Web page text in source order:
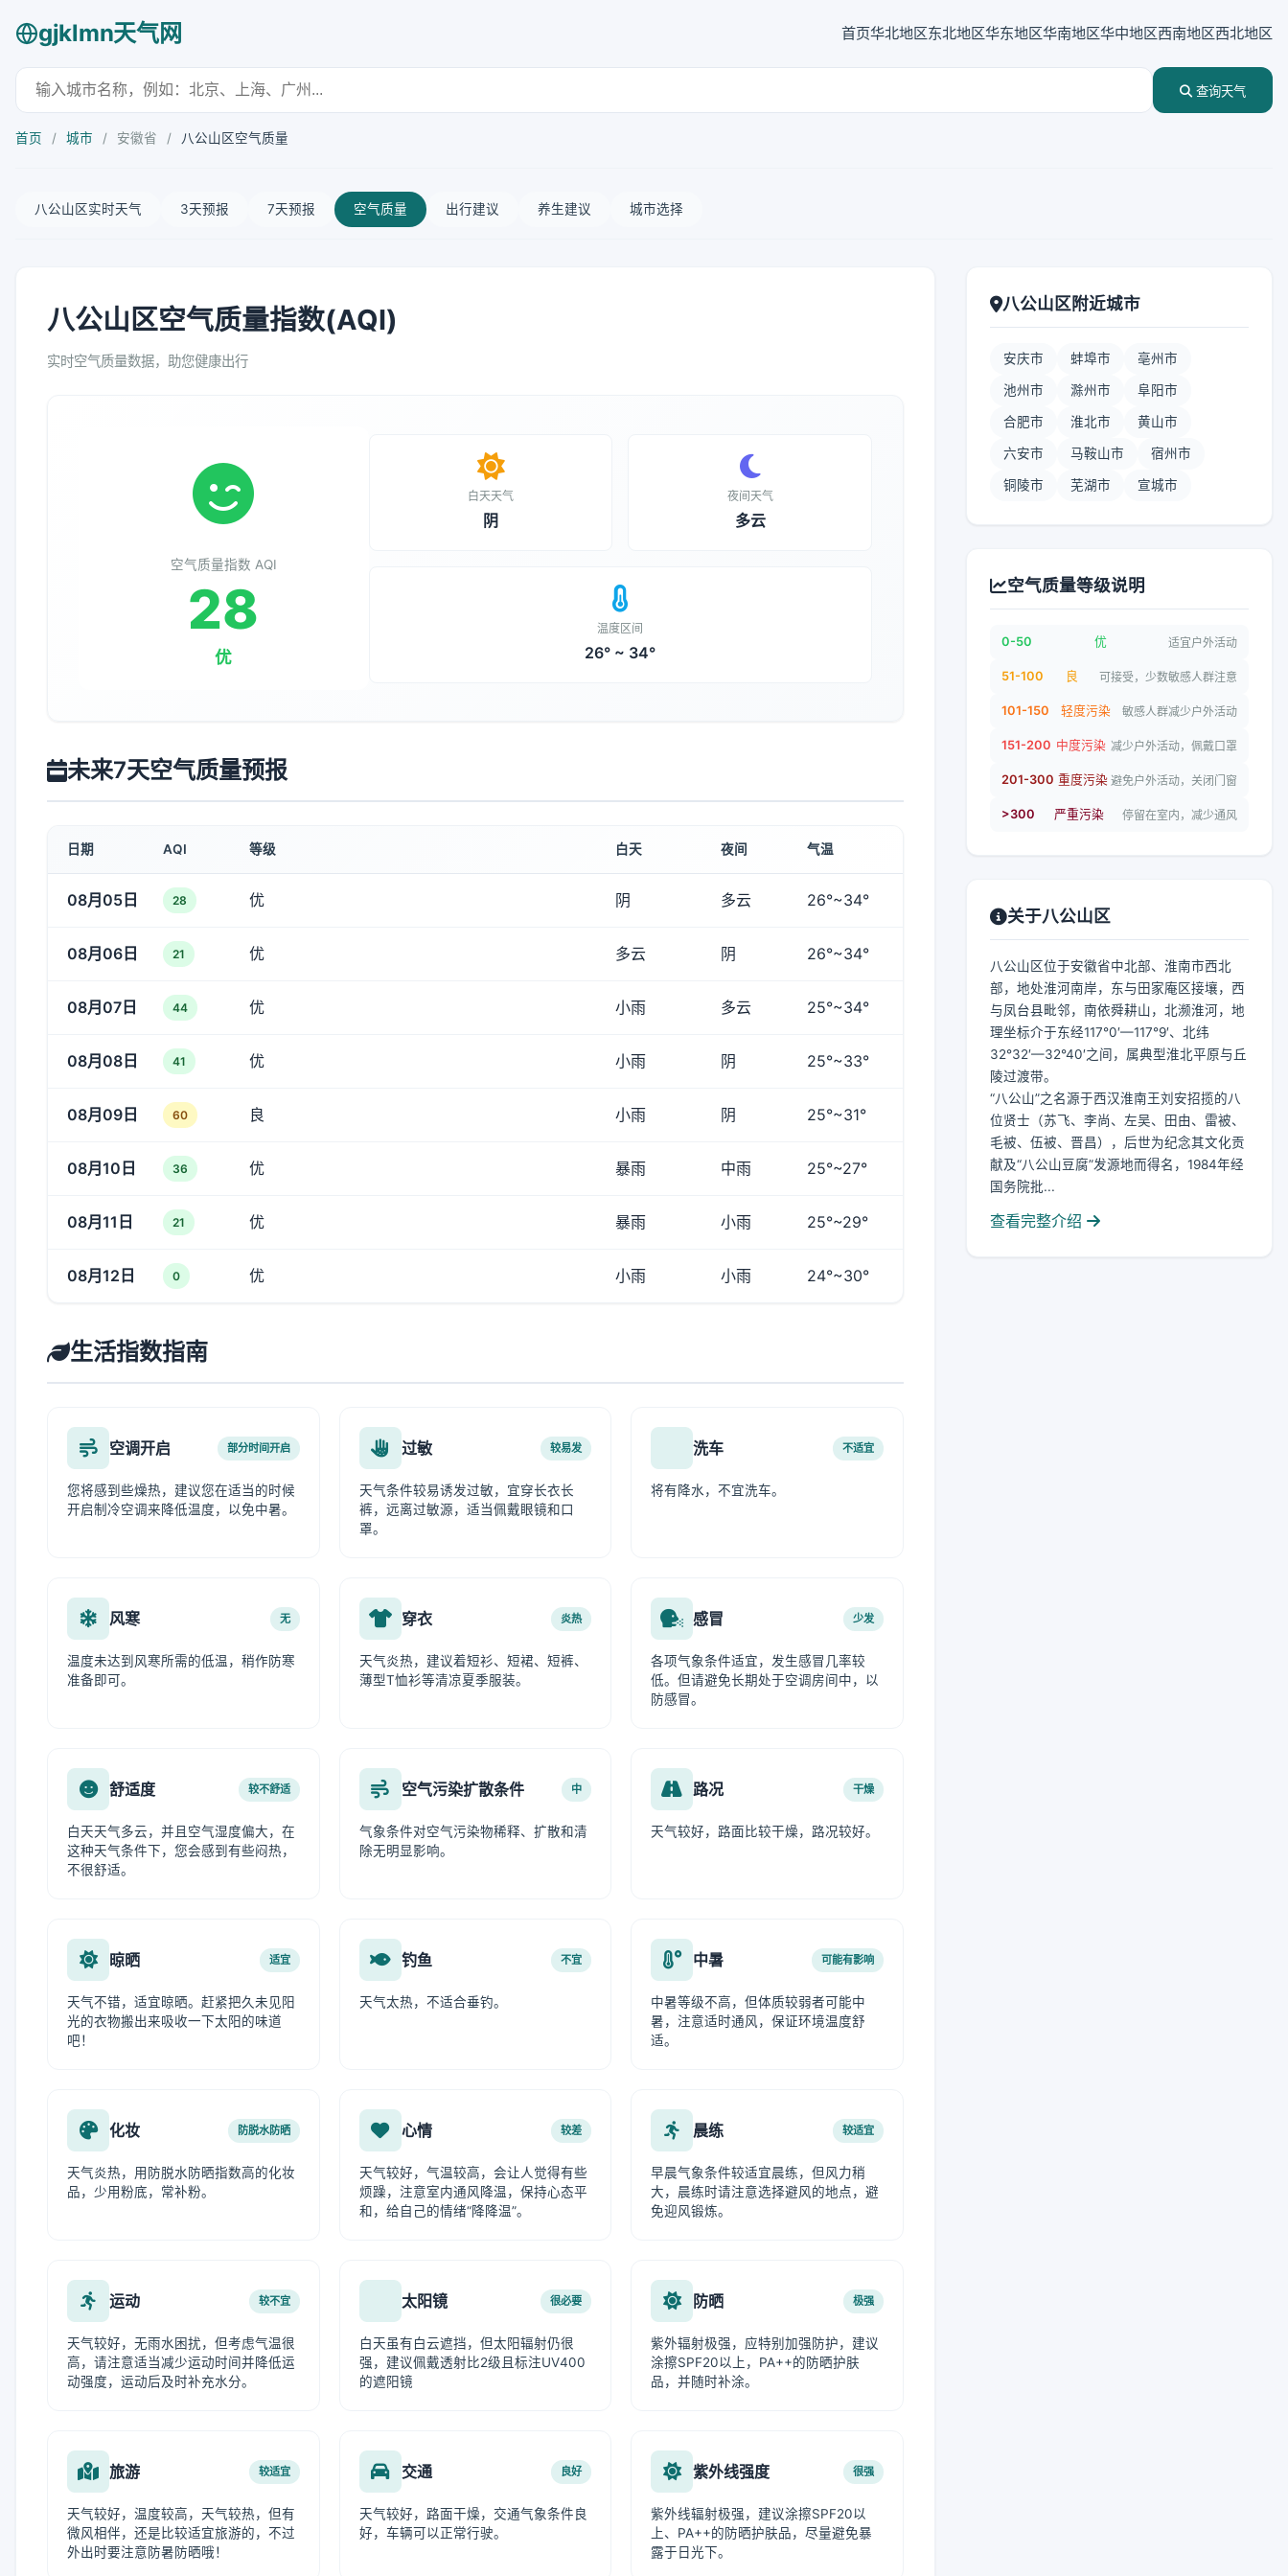
gjklmn天气网 首页华北地区东北地区华东地区华南地区华中地区西南地区西北地区
查询天气
首页 / 城市 / 安徽省 / 八公山区空气质量
八公山区实时天气 3天预报 7天预报 空气质量 出行建议 养生建议 城市选择
八公山区空气质量指数(AQI)
实时空气质量数据，助您健康出行
空气质量指数 AQI
28
优
白天天气
阴
夜间天气
多云
温度区间
26° ~ 34°
未来7天空气质量预报
日期 AQI 等级 白天 夜间 气温
08月05日 28 优 阴 多云 26°~34°
08月06日 21 优 多云 阴 26°~34°
08月07日 44 优 小雨 多云 25°~34°
08月08日 41 优 小雨 阴 25°~33°
08月09日 60 良 小雨 阴 25°~31°
08月10日 36 优 暴雨 中雨 25°~27°
08月11日 21 优 暴雨 小雨 25°~29°
08月12日 0 优 小雨 小雨 24°~30°
生活指数指南
空调开启 部分时间开启
您将感到些燥热，建议您在适当的时候
开启制冷空调来降低温度，以免中暑。
过敏 较易发
天气条件较易诱发过敏，宜穿长衣长
裤，远离过敏源，适当佩戴眼镜和口
罩。
洗车 不适宜
将有降水，不宜洗车。
风寒 无
温度未达到风寒所需的低温，稍作防寒
准备即可。
穿衣 炎热
天气炎热，建议着短衫、短裙、短裤、
薄型T恤衫等清凉夏季服装。
感冒 少发
各项气象条件适宜，发生感冒几率较
低。但请避免长期处于空调房间中，以
防感冒。
舒适度 较不舒适
白天天气多云，并且空气湿度偏大，在
这种天气条件下，您会感到有些闷热，
不很舒适。
空气污染扩散条件 中
气象条件对空气污染物稀释、扩散和清
除无明显影响。
路况 干燥
天气较好，路面比较干燥，路况较好。
晾晒 适宜
天气不错，适宜晾晒。赶紧把久未见阳
光的衣物搬出来吸收一下太阳的味道
吧！
钓鱼 不宜
天气太热，不适合垂钓。
中暑 可能有影响
中暑等级不高，但体质较弱者可能中
暑，注意适时通风，保证环境温度舒
适。
化妆 防脱水防晒
天气炎热，用防脱水防晒指数高的化妆
品，少用粉底，常补粉。
心情 较差
天气较好，气温较高，会让人觉得有些
烦躁，注意室内通风降温，保持心态平
和，给自己的情绪“降降温”。
晨练 较适宜
早晨气象条件较适宜晨练，但风力稍
大，晨练时请注意选择避风的地点，避
免迎风锻炼。
运动 较不宜
天气较好，无雨水困扰，但考虑气温很
高，请注意适当减少运动时间并降低运
动强度，运动后及时补充水分。
太阳镜 很必要
白天虽有白云遮挡，但太阳辐射仍很
强，建议佩戴透射比2级且标注UV400
的遮阳镜
防晒 极强
紫外辐射极强，应特别加强防护，建议
涂擦SPF20以上，PA++的防晒护肤
品，并随时补涂。
旅游 较适宜
天气较好，温度较高，天气较热，但有
微风相伴，还是比较适宜旅游的，不过
外出时要注意防暑防晒哦！
交通 良好
天气较好，路面干燥，交通气象条件良
好，车辆可以正常行驶。
紫外线强度 很强
紫外线辐射极强，建议涂擦SPF20以
上、PA++的防晒护肤品，尽量避免暴
露于日光下。
八公山区附近城市
安庆市 蚌埠市 亳州市
池州市 滁州市 阜阳市
合肥市 淮北市 黄山市
六安市 马鞍山市 宿州市
铜陵市 芜湖市 宣城市
空气质量等级说明
0-50 优 适宜户外活动
51-100 良 可接受，少数敏感人群注意
101-150 轻度污染 敏感人群减少户外活动
151-200 中度污染 减少户外活动，佩戴口罩
201-300 重度污染 避免户外活动，关闭门窗
>300 严重污染 停留在室内，减少通风
关于八公山区
八公山区位于安徽省中北部、淮南市西北
部，地处淮河南岸，东与田家庵区接壤，西
与凤台县毗邻，南依舜耕山，北濒淮河，地
理坐标介于东经117°0′—117°9′、北纬
32°32′—32°40′之间，属典型淮北平原与丘
陵过渡带。
“八公山”之名源于西汉淮南王刘安招揽的八
位贤士（苏飞、李尚、左吴、田由、雷被、
毛被、伍被、晋昌），后世为纪念其文化贡
献及“八公山豆腐”发源地而得名，1984年经
国务院批...
查看完整介绍